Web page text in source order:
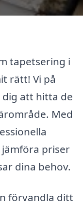
tapetsering i
rätt! Vi på
att hitta de
Med
priser
dina behov.
förvandla ditt